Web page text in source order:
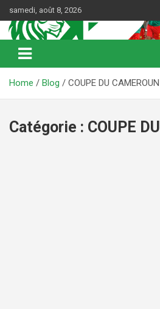
to
content
samedi, août 8, 2026
Kamerfoot
Web Magazine du football
Home Blog COUPE DU CAMEROUN
Catégorie : COUPE